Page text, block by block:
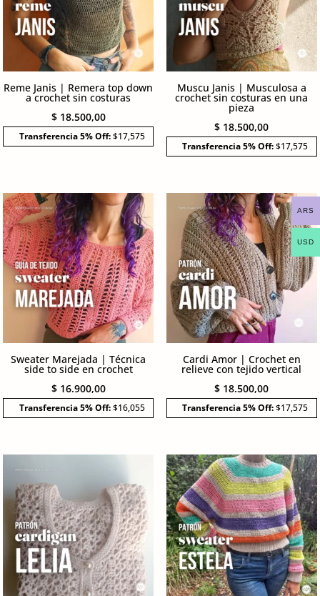
Reme Janis | Remera top down
a crochet sin costuras
$18.500,00
Transferencia 5% Off:$17,575
Muscu Janis | Musculosa a
crochet sin costuras en una
pieza
$ 18.500,00
Transferencia 5% Off:$17,575
Sweater Marejada | Técnica
side to side en crochet
$16.900,00
Transferencia 5% Off:$16,055
Cardi Amor | Crochet en
relieve con tejido vertical
$ 18.500,00
Transferencia 5% Off:$17,575
ARS
USD